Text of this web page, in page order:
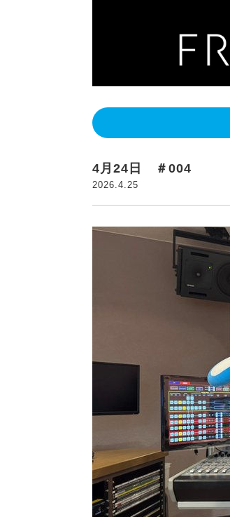
4月24日 ＃004
2026.4.25